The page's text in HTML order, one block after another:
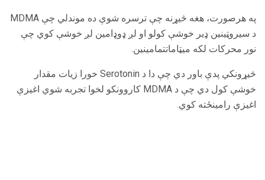
په هرصورت، هغه څیړنه چې ترسره شوې ده موندلي چې MDMA
د سیروټینین ډیر خوشې کولو او لږ ډوډامین لږ خوشې کوي چې
نور محرکات لکه میټاماتتمامینین.
څیړونکي پدې باور دي چې دا د Serotonin خورا زیات مقدار
خوشې کول دي چې د MDMA کاروونکو لخوا تجربه شوي اغیزې
اغیزې رامینځته کوي.